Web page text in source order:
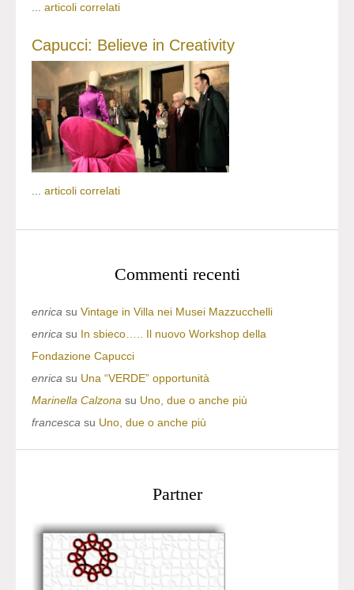
... articoli correlati
Capucci: Believe in Creativity
articoli correlati
Commenti recenti
enrica su Vintage in Villa nei Musei Mazzucchelli
enrica su In sbieco….. Il nuovo Workshop della
Fondazione Capucci
enrica su Una “VERDE” opportunità
Marinella Calzona su Uno, due o anche più
francesca su Uno, due o anche più
Partner